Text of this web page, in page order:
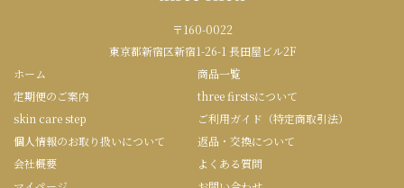
〒160-0022
東京都新宿区新宿1-26-1 長田屋ビル2F
ホーム
商品一覧
定期便のご案内
three firstsについて
skin care step
ご利用ガイド（特定商取引法）
個人情報のお取り扱いについて
返品・交換について
会社概要
よくある質問